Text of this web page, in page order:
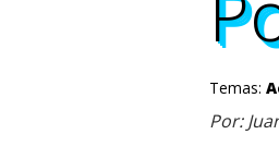
Temas:
Por: